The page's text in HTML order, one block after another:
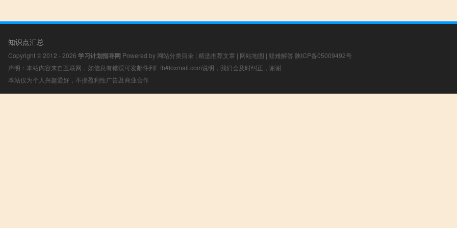
知识点汇总
Copyright © 2012 - 2026 学习计划指导网 Powered by 网站分类目录 | 精选推荐文章 | 网站地图 | 疑难解答 陕ICP备05009492号
声明：本站内容来自互联网，如信息有错误可发邮件到f_fb#foxmail.com说明，我们会及时纠正，谢谢
本站仅为个人兴趣爱好，不接盈利性广告及商业合作